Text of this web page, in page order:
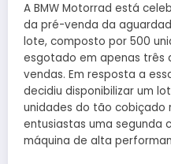
A BMW Motorrad está
da pré-venda da
lote, composto por 500
esgotado em apenas três
vendas. Em resposta a
decidiu disponibilizar um
unidades do tão cobiçado
entusiastas uma segunda
máquina de alta